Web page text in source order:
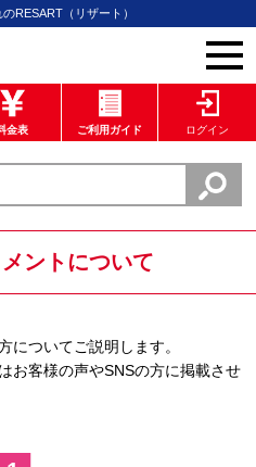
RESART（リザート）
金表 ご利用ガイド ログイン
ントについて
についてご説明します。
お客様の声やSNSの方に掲載させ